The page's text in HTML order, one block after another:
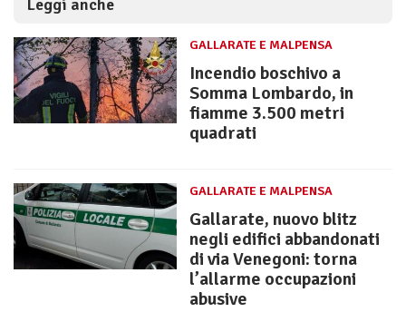
Leggi anche
GALLARATE E MALPENSA
Incendio boschivo a
Somma Lombardo, in
fiamme 3.500 metri
quadrati
GALLARATE E MALPENSA
Gallarate, nuovo blitz
negli edifici abbandonati
di via Venegoni: torna
l’allarme occupazioni
abusive